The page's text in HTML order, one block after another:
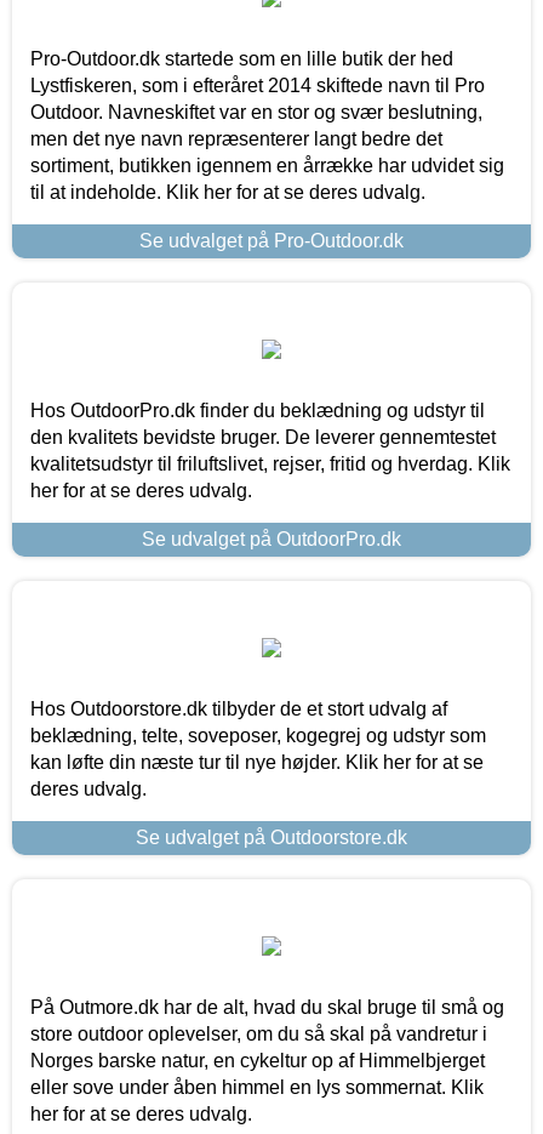
Pro-Outdoor.dk startede som en lille butik der hed
Lystfiskeren, som i efteråret 2014 skiftede navn til Pro
Outdoor. Navneskiftet var en stor og svær beslutning,
men det nye navn repræsenterer langt bedre det
sortiment, butikken igennem en årrække har udvidet sig
til at indeholde. Klik her for at se deres udvalg.
Se udvalget på Pro-Outdoor.dk
Hos OutdoorPro.dk finder du beklædning og udstyr til
den kvalitets bevidste bruger. De leverer gennemtestet
kvalitetsudstyr til friluftslivet, rejser, fritid og hverdag. Klik
her for at se deres udvalg.
Se udvalget på OutdoorPro.dk
Hos Outdoorstore.dk tilbyder de et stort udvalg af
beklædning, telte, soveposer, kogegrej og udstyr som
kan løfte din næste tur til nye højder. Klik her for at se
deres udvalg.
Se udvalget på Outdoorstore.dk
På Outmore.dk har de alt, hvad du skal bruge til små og
store outdoor oplevelser, om du så skal på vandretur i
Norges barske natur, en cykeltur op af Himmelbjerget
eller sove under åben himmel en lys sommernat. Klik
her for at se deres udvalg.